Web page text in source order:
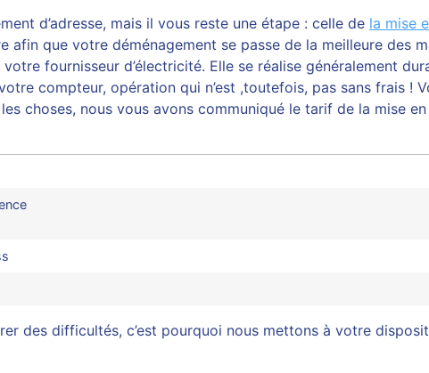
d’adresse, mais il vous reste une étape : celle de la mise
afin que votre déménagement se passe de la meilleure des
fournisseur d’électricité. Elle se réalise généralement
compteur, opération qui n’est ,toutefois, pas sans frais !
choses, nous vous avons communiqué le tarif de la mise
des difficultés, c’est pourquoi nous mettons à votre